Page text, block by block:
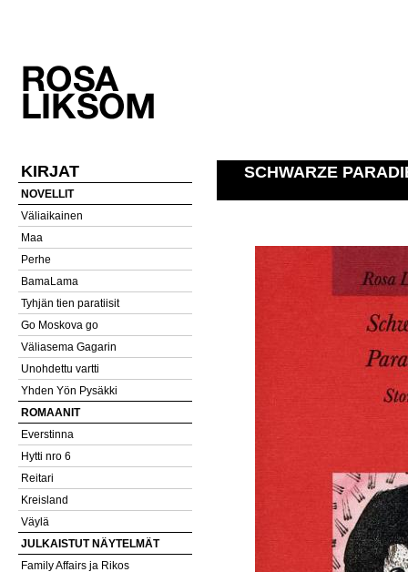
KIRJAT
NOVELLIT
Väliaikainen
Maa
Perhe
BamaLama
Tyhjän tien paratiisit
Go Moskova go
Väliasema Gagarin
Unohdettu vartti
Yhden Yön Pysäkki
ROMAANIT
Everstinna
Hytti nro 6
Reitari
Kreisland
Väylä
JULKAISTUT NÄYTELMÄT
Family Affairs ja Rikos
SCHWARZE